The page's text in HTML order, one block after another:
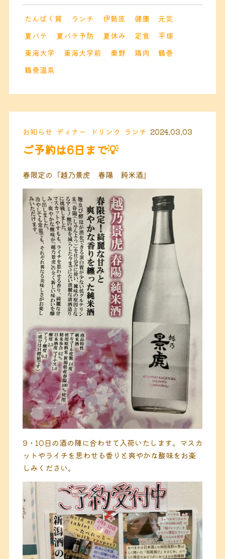
たんぱく質 ランチ 伊勢原 健康
元気
夏バテ
夏バテ予防 夏休み 定食
平塚
東海大学
東海大学前 秦野 鶏肉
鶴巻
鶴巻温泉
お知らせ ディナー ドリンク ランチ 2024.03.03
ご予約は6日まで💡
春限定の『越乃景虎 春陽 純米酒』
9・10日の酒の陣に合わせて入荷いたします。マスカ
ットやライチを思わせる香りと爽やかな酸味をお楽
しみください。